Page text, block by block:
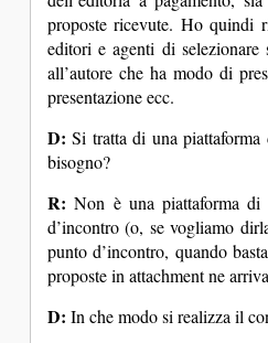
proposte ricevute. Ho quindi
editori e agenti di
all’autore che ha modo di
presentazione ecc.
D: Si tratta di una piattaforma
bisogno?
R: Non è una piattaforma
d’incontro (o, se vogliamo
punto d’incontro, quando
proposte in attachment ne
D: In che modo si realizza il